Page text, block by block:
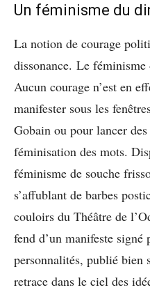
Un féminisme du
La notion de courage
dissonance. Le féminisme
Aucun courage n’est en
manifester sous les
Gobain ou pour lancer
féminisation des mots.
féminisme de souche
s’affublant de barbes
couloirs du Théâtre de
fend d’un manifeste
personnalités, publié bien
retrace dans le ciel des